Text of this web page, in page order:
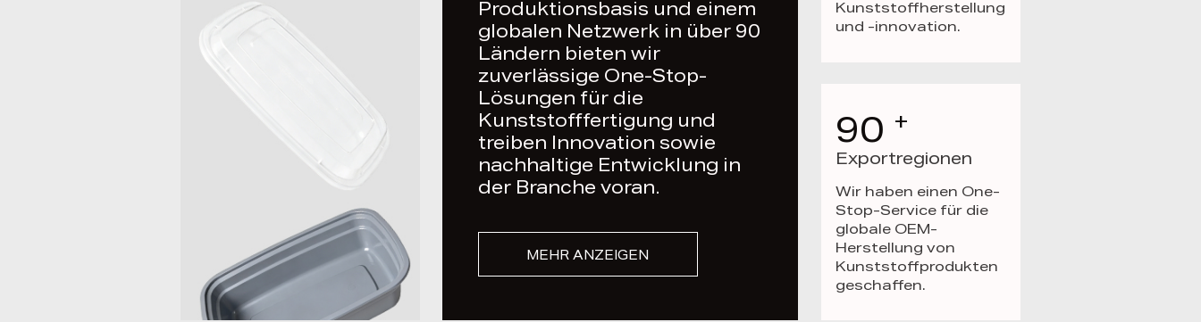
Produktionsbasis und einem
globalen Netzwerk in über 90
Ländern bieten wir
zuverlässige One-Stop-
Lösungen für die
Kunststofffertigung und
treiben Innovation sowie
nachhaltige Entwicklung in
der Branche voran.
MEHR ANZEIGEN
Kunststoffherstellung
und -innovation.
90 +
Exportregionen
Wir haben einen One-
Stop-Service für die
globale OEM-
Herstellung von
Kunststoffprodukten
geschaffen.